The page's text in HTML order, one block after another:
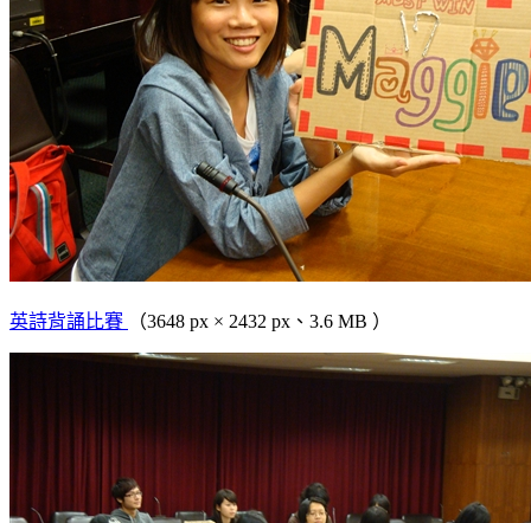
英詩背誦比賽 （3648 px × 2432 px、3.6 MB ）